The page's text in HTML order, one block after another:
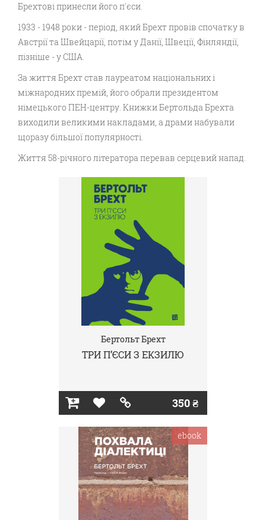
Брехтові принесли його п'єси.
1933 - 1948 роки - період, який Брехт провів спочатку в
Австрії та Швейцарії, потім у Данії, Швеції, Фінляндії,
пізніше - у США.
За життя Брехт став лауреатом національних і
міжнародних премій, його обрали президентом
німецького ПЕН-центру. Книжки Бертольда Брехта
виходили великими накладами, а драми набували
щоразу більшої популярності.
Життя 58-річного літератора перевав серцевий напад.
Бертольт Брехт
ТРИ П’ЄСИ З ЕКЗИЛЮ
350 ₴
ebook